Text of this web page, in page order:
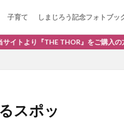
子育て しまじろう記念フォトブッ
』をご購入の方には特典付き！詳
スポッ
サーチコンソール